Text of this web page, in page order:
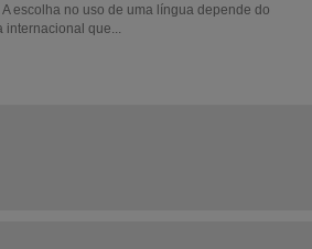
escolha no uso de uma língua depende do
internacional que...